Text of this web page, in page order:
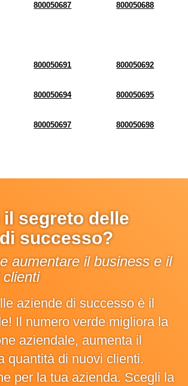
800050687 800050688
800050691 800050692
800050694 800050695
800050697 800050698
segreto delle
successo?
aumentare il business e il
aziende di successo è il
Il numero verde migliora la
aziendale, aumenta il
quantità di nuovi clienti.
per la tua azienda. Scegli la